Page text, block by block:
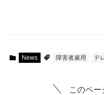
News 障害者雇用 テ
このペー